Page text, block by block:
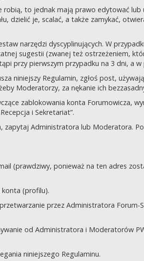
to jednak mają prawo edytować lub
dzielić je, scalać, a także zamykać,
narzędzi dyscyplinujących. W
sugestii (zwanej też ostrzeżeniem,
przy pierwszym przypadku na 3 dni, a
niniejszy Regulamin, zgłoś post,
Moderatorzy, za nękanie ich
zablokowania konta Forumowicza,
i Sekretariat”.
zapytaj Administratora lub Moderatora.
(prawdziwy, ponieważ na ten adres
konta (profilu).
przez Administratora
od Administratora i Moderatorów
niniejszego Regulaminu.